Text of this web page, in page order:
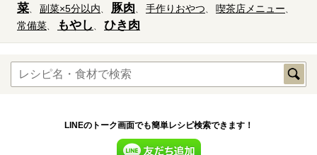
菜
副菜×5分以内 豚肉 手作りおやつ
喫茶店メニュー
常備菜
もやし ひき肉
LINEのトーク画面でも簡単レシピ検索できます！